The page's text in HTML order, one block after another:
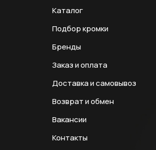
Каталог
Подбор кромки
Бренды
Заказ и оплата
Доставка и самовывоз
Возврат и обмен
Вакансии
Контакты